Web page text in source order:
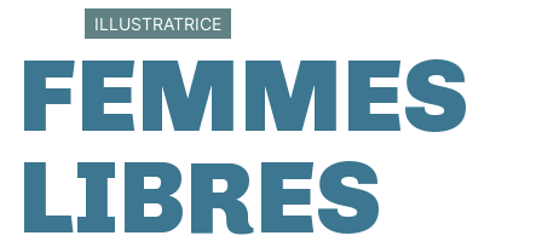
ILLUSTRATRICE
FEMMES
LIBRES